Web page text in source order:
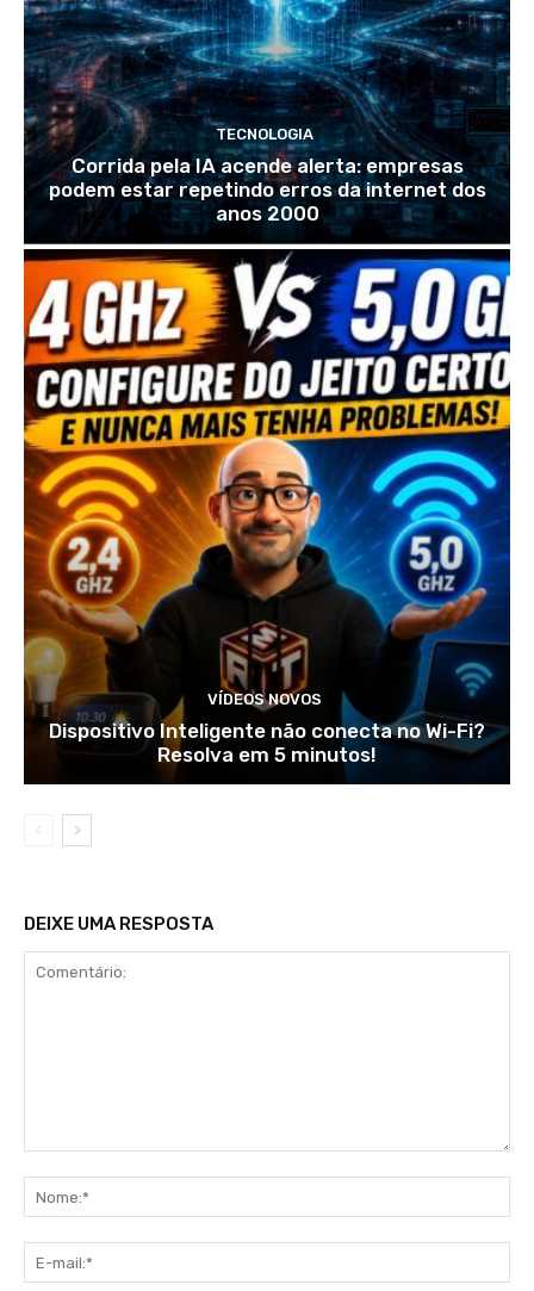
TECNOLOGIA
Corrida pela IA acende alerta: empresas
podem estar repetindo erros da internet dos
anos 2000
VÍDEOS NOVOS
Dispositivo Inteligente não conecta no Wi-Fi?
Resolva em 5 minutos!
DEIXE UMA RESPOSTA